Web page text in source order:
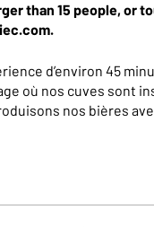
than 15 people, or
d’environ 45
où nos cuves sont
nos bières